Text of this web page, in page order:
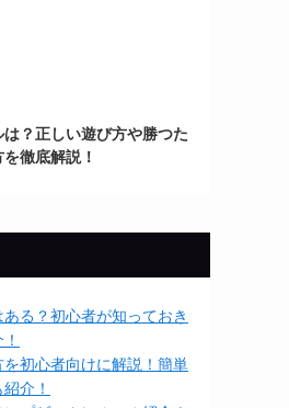
？正しい遊び方や勝つた
徹底解説！
る？初心者が知っておき
を初心者向けに解説！簡単
介！